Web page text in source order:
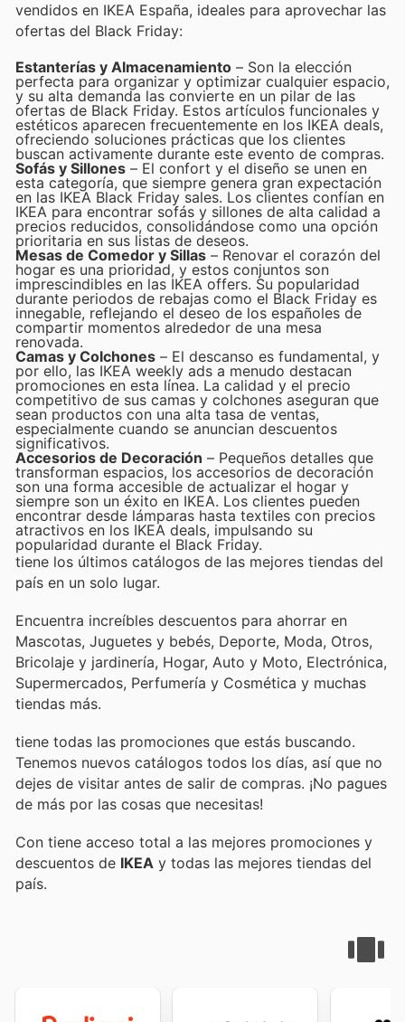
vendidos en IKEA España, ideales para aprovechar las
ofertas del Black Friday:
Estanterías y Almacenamiento – Son la elección
perfecta para organizar y optimizar cualquier espacio,
y su alta demanda las convierte en un pilar de las
ofertas de Black Friday. Estos artículos funcionales y
estéticos aparecen frecuentemente en los IKEA deals,
ofreciendo soluciones prácticas que los clientes
buscan activamente durante este evento de compras.
Sofás y Sillones – El confort y el diseño se unen en
esta categoría, que siempre genera gran expectación
en las IKEA Black Friday sales. Los clientes confían en
IKEA para encontrar sofás y sillones de alta calidad a
precios reducidos, consolidándose como una opción
prioritaria en sus listas de deseos.
Mesas de Comedor y Sillas – Renovar el corazón del
hogar es una prioridad, y estos conjuntos son
imprescindibles en las IKEA offers. Su popularidad
durante periodos de rebajas como el Black Friday es
innegable, reflejando el deseo de los españoles de
compartir momentos alrededor de una mesa
renovada.
Camas y Colchones – El descanso es fundamental, y
por ello, las IKEA weekly ads a menudo destacan
promociones en esta línea. La calidad y el precio
competitivo de sus camas y colchones aseguran que
sean productos con una alta tasa de ventas,
especialmente cuando se anuncian descuentos
significativos.
Accesorios de Decoración – Pequeños detalles que
transforman espacios, los accesorios de decoración
son una forma accesible de actualizar el hogar y
siempre son un éxito en IKEA. Los clientes pueden
encontrar desde lámparas hasta textiles con precios
atractivos en los IKEA deals, impulsando su
popularidad durante el Black Friday.
tiene los últimos catálogos de las mejores tiendas del
país en un solo lugar.
Encuentra increíbles descuentos para ahorrar en
Mascotas, Juguetes y bebés, Deporte, Moda, Otros,
Bricolaje y jardinería, Hogar, Auto y Moto, Electrónica,
Supermercados, Perfumería y Cosmética y muchas
tiendas más.
tiene todas las promociones que estás buscando.
Tenemos nuevos catálogos todos los días, así que no
dejes de visitar antes de salir de compras. ¡No pagues
de más por las cosas que necesitas!
Con tiene acceso total a las mejores promociones y
descuentos de IKEA y todas las mejores tiendas del
país.